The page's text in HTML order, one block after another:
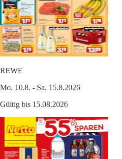
REWE
Mo. 10.8. - Sa. 15.8.2026
Gültig bis 15.08.2026